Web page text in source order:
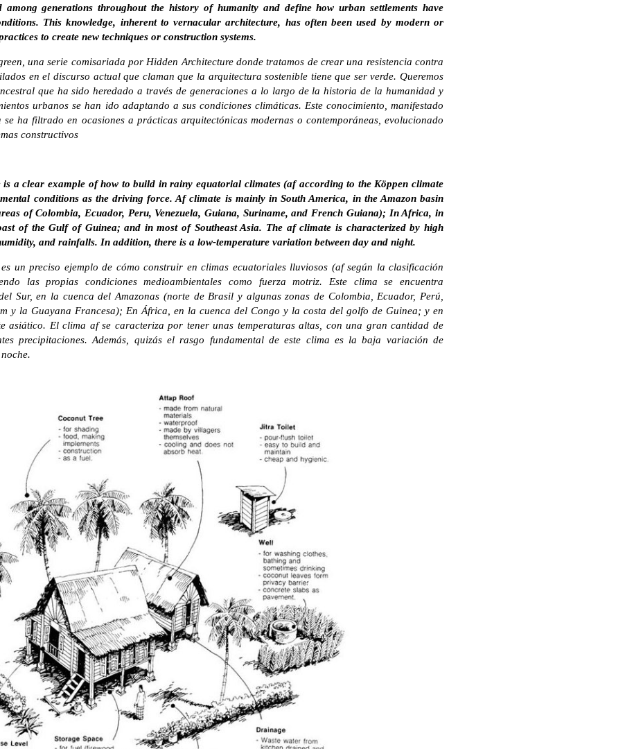
among generations throughout the history of humanity and define how urban settlements have
This knowledge, inherent to vernacular architecture, has often been used by modern or
to create new techniques or construction systems.
una serie comisariada por Hidden Architecture donde tratamos de crear una resistencia contra
en el discurso actual que claman que la arquitectura sostenible tiene que ser verde. Queremos
que ha sido heredado a través de generaciones a lo largo de la historia de la humanidad y
urbanos se han ido adaptando a sus condiciones climáticas. Este conocimiento, manifestado
ha filtrado en ocasiones a prácticas arquitectónicas modernas o contemporáneas, evolucionado
constructivos
a clear example of how to build in rainy equatorial climates (af according to the Köppen climate
conditions as the driving force. Af climate is mainly in South America, in the Amazon basin
of Colombia, Ecuador, Peru, Venezuela, Guiana, Suriname, and French Guiana); In Africa, in
of the Gulf of Guinea; and in most of Southeast Asia. The af climate is characterized by high
and rainfalls. In addition, there is a low-temperature variation between day and night.
un preciso ejemplo de cómo construir en climas ecuatoriales lluviosos (af según la clasificación
las propias condiciones medioambientales como fuerza motriz. Este clima se encuentra
Sur, en la cuenca del Amazonas (norte de Brasil y algunas zonas de Colombia, Ecuador, Perú,
y la Guayana Francesa); En África, en la cuenca del Congo y la costa del golfo de Guinea; y en
asiático. El clima af se caracteriza por tener unas temperaturas altas, con una gran cantidad de
precipitaciones. Además, quizás el rasgo fundamental de este clima es la baja variación de